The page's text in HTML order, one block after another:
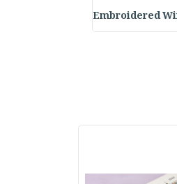
Embroidered